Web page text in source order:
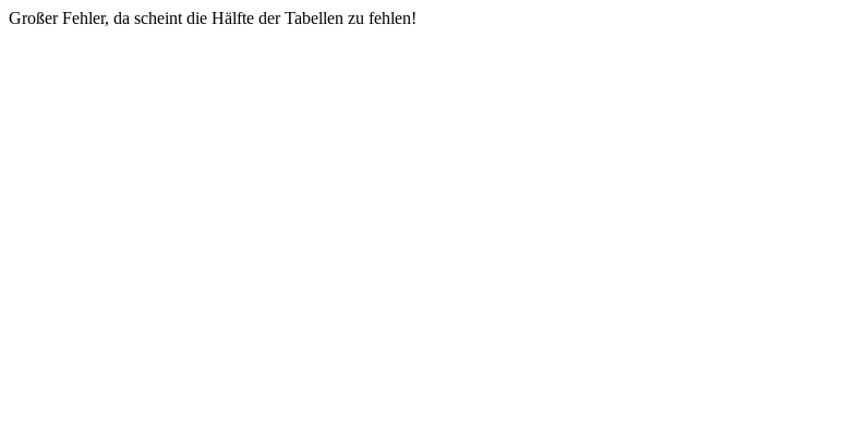
Großer Fehler, da scheint die Hälfte der Tabellen zu fehlen!